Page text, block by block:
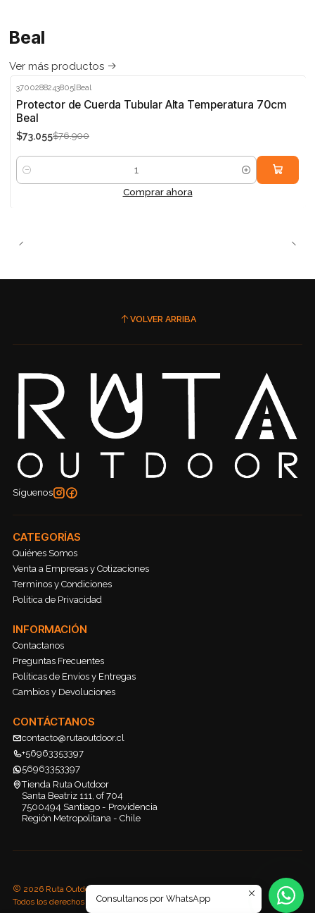
Beal
Ver más productos
-5%
3700288243805 Beal
Protector de Cuerda Tubular Alta Temperatura 70cm
Beal
$73.055$76.900
Cantidad
Comprar ahora
VOLVER ARRIBA
Síguenos
CATEGORÍAS
Quiénes Somos
Venta a Empresas y Cotizaciones
Terminos y Condiciones
Política de Privacidad
INFORMACIÓN
Contactanos
Preguntas Frecuentes
Políticas de Envíos y Entregas
Cambios y Devoluciones
CONTÁCTANOS
contacto@rutaoutdoor.cl
+56963353397
56963353397
Tienda Ruta Outdoor
Santa Beatriz 111, of 704
7500494 Santiago - Providencia
Región Metropolitana - Chile
2026 Ruta Outdoor.
Todos los derechos reservados.Desarrollado por Jumpseller
Consultanos por WhatsApp